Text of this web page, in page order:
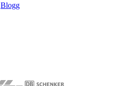
Blogg